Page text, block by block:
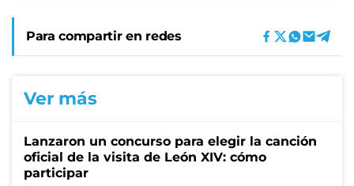
Para compartir en redes
Ver más
Lanzaron un concurso para elegir la canción
oficial de la visita de León XIV: cómo
participar